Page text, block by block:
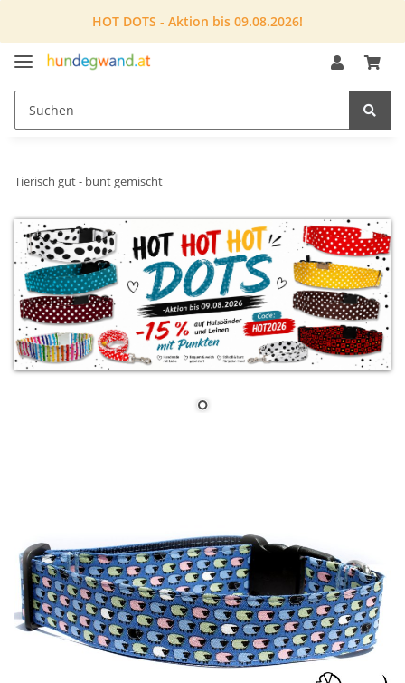
HOT DOTS - Aktion bis 09.08.2026!
Tierisch gut - bunt gemischt